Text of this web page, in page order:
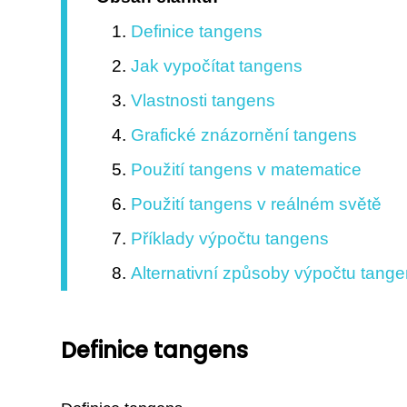
Definice tangens
Jak vypočítat tangens
Vlastnosti tangens
Grafické znázornění tangens
Použití tangens v matematice
Použití tangens v reálném světě
Příklady výpočtu tangens
Alternativní způsoby výpočtu
Definice tangens